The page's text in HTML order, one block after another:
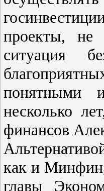
проекты, не
ситуация
понятными
несколько
финансов
как и
главы